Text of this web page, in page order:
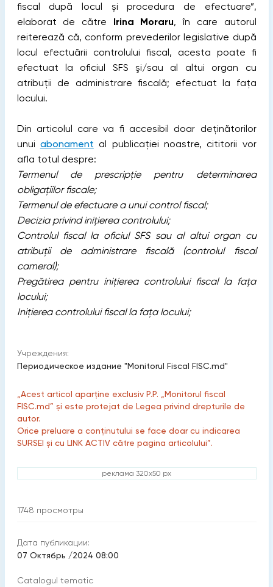
fiscal după locul și procedura de efectuare”,
elaborat de către Irina Moraru, în care autorul
reiterează că, conform prevederilor legislative după
locul efectuării controlului fiscal, acesta poate fi
efectuat la oficiul SFS şi/sau al altui organ cu
atribuţii de administrare fiscală; efectuat la faţa
locului.
Din articolul care va fi accesibil doar deținătorilor
unui abonament al publicației noastre, cititorii vor
afla totul despre:
Termenul de prescripție pentru determinarea
obligațiilor fiscale;
Termenul de efectuare a unui control fiscal;
Decizia privind inițierea controlului;
Controlul fiscal la oficiul SFS sau al altui organ cu
atribuții de administrare fiscală (controlul fiscal
cameral);
Pregătirea pentru inițierea controlului fiscal la fața
locului;
Inițierea controlului fiscal la fața locului;
Учреждения:
Периодическое издание "Monitorul Fiscal FISC.md"
„Acest articol aparține exclusiv P.P. „Monitorul fiscal
FISC.md” și este protejat de Legea privind drepturile de
autor.
Orice preluare a conținutului se face doar cu indicarea
SURSEI și cu LINK ACTIV către pagina articolului”.
реклама 320x50 px
1748 просмотры
Дата публикации:
07 Октябрь /2024 08:00
Catalogul tematic